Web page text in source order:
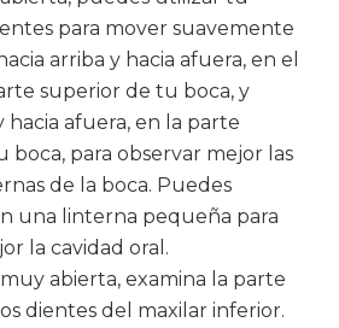
para mover suavemente
arriba y hacia afuera, en el
superior de tu boca, y
hacia afuera, en la parte
boca, para observar mejor las
de la boca. Puedes
una linterna pequeña para
la cavidad oral.
abierta, examina la parte
dientes del maxilar inferior.